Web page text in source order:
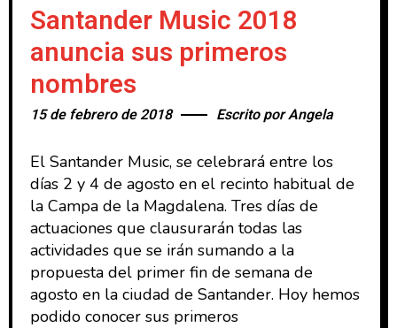
Santander Music 2018
anuncia sus primeros
nombres
15 de febrero de 2018 Escrito porAngela
El Santander Music, se celebrará entre los
días 2 y 4 de agosto en el recinto habitual de
la Campa de la Magdalena. Tres días de
actuaciones que clausurarán todas las
actividades que se irán sumando a la
propuesta del primer fin de semana de
agosto en la ciudad de Santander. Hoy hemos
podido conocer sus primeros